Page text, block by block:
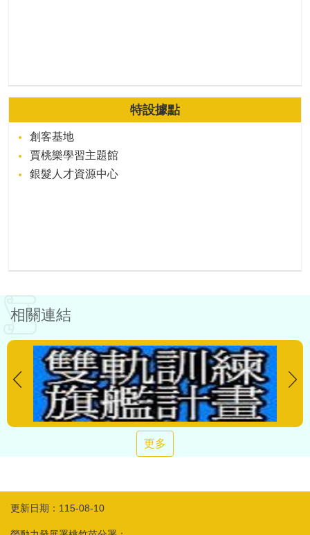
特設據點
創客基地
賈桃樂學習主題館
銀髮人才資源中心
相關連結
更多
更新日期：115-08-10